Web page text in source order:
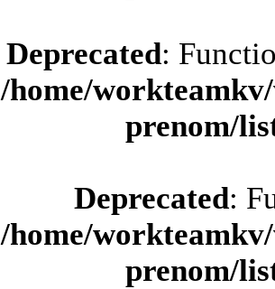
Deprecated:
/home/
prenom/
Deprecated:
/home/
prenom/